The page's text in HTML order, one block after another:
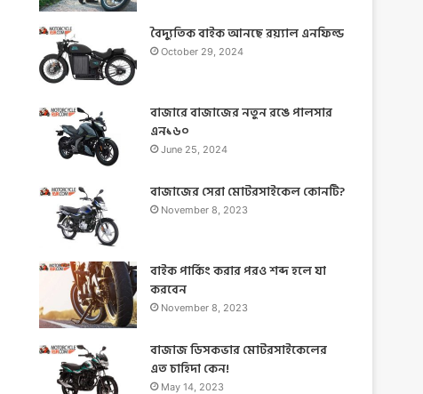
বৈদ্যুতিক বাইক আনছে রয়্যাল এনফিল্ড
October 29, 2024
বাজারে বাজাজের নতুন রঙে পালসার
এন১৬০
June 25, 2024
বাজাজের সেরা মোটরসাইকেল কোনটি?
November 8, 2023
বাইক পার্কিং করার পরও শব্দ হলে যা
করবেন
November 8, 2023
বাজাজ ডিসকভার মোটরসাইকেলের
এত চাহিদা কেন!
May 14, 2023